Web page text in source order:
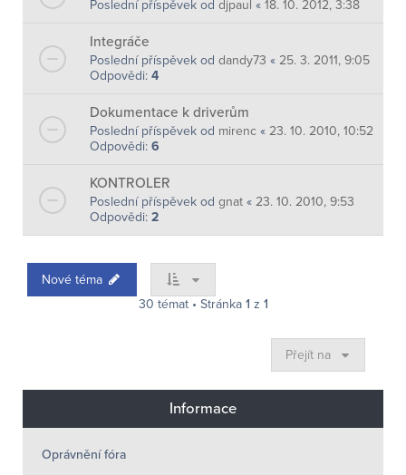
Poslední příspěvek od djpaul « 18. 10. 2012, 3:38
Integráče
Poslední příspěvek od dandy73 « 25. 3. 2011, 9:05
Odpovědi: 4
Dokumentace k driverům
Poslední příspěvek od mirenc « 23. 10. 2010, 10:52
Odpovědi: 6
KONTROLER
Poslední příspěvek od gnat « 23. 10. 2010, 9:53
Odpovědi: 2
Nové téma
30 témat • Stránka 1 z 1
Přejít na
Informace
Oprávnění fóra